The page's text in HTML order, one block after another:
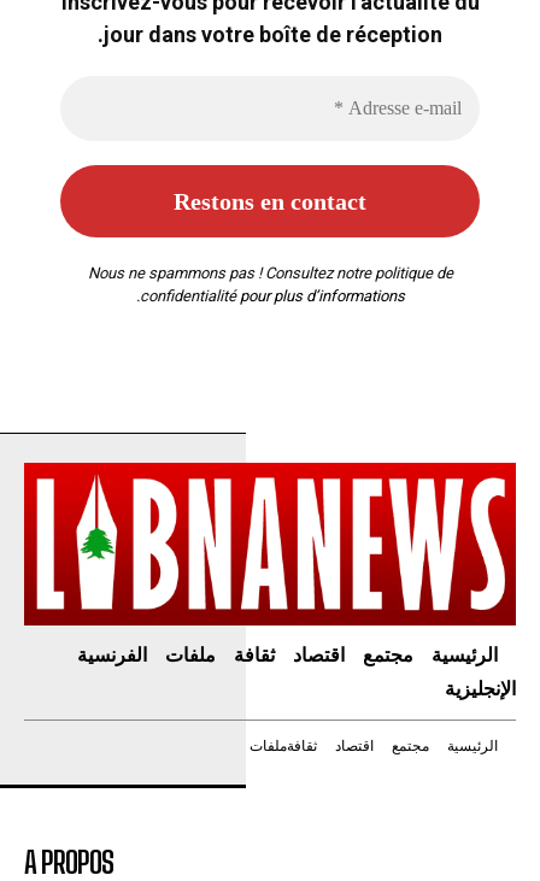
jour dans votre boîte de réception.
Nous ne spammons pas ! Consultez notre politique de
confidentialitépour plus d’informations.
الرئيسية مجتمع اقتصاد ثقافة ملفات
الفرنسية
الإنجليزية
الرئيسية مجتمع اقتصاد ثقافةملفات
A PROPOS